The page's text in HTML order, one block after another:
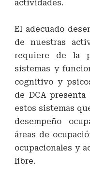
actividades.
El adecuado
de nuestras
requiere de la
sistemas y
cognitivo y
de DCA
estos sistemas
desempeño
áreas de
ocupacionales y
libre.